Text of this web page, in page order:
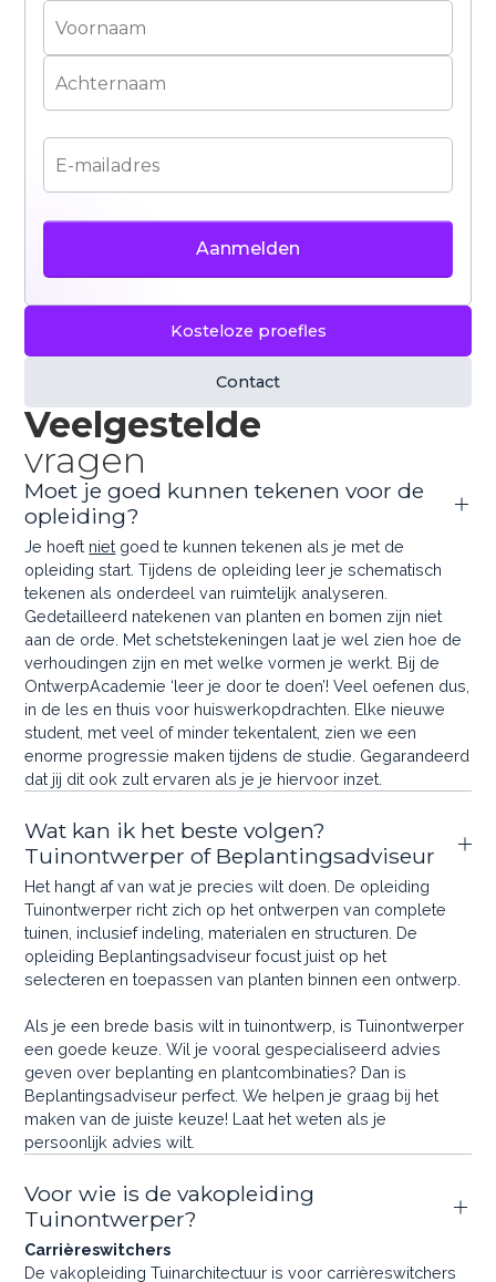
Kosteloze proefles
Contact
Veelgestelde
vragen
Moet je goed kunnen tekenen voor de
opleiding?
Je hoeft niet goed te kunnen tekenen als je met de
opleiding start. Tijdens de opleiding leer je schematisch
tekenen als onderdeel van ruimtelijk analyseren.
Gedetailleerd natekenen van planten en bomen zijn niet
aan de orde. Met schetstekeningen laat je wel zien hoe de
verhoudingen zijn en met welke vormen je werkt. Bij de
OntwerpAcademie ‘leer je door te doen’! Veel oefenen dus,
in de les en thuis voor huiswerkopdrachten. Elke nieuwe
student, met veel of minder tekentalent, zien we een
enorme progressie maken tijdens de studie. Gegarandeerd
dat jij dit ook zult ervaren als je je hiervoor inzet.
Wat kan ik het beste volgen?
Tuinontwerper of Beplantingsadviseur
Het hangt af van wat je precies wilt doen. De opleiding
Tuinontwerper richt zich op het ontwerpen van complete
tuinen, inclusief indeling, materialen en structuren. De
opleiding Beplantingsadviseur focust juist op het
selecteren en toepassen van planten binnen een ontwerp.
Als je een brede basis wilt in tuinontwerp, is Tuinontwerper
een goede keuze. Wil je vooral gespecialiseerd advies
geven over beplanting en plantcombinaties? Dan is
Beplantingsadviseur perfect. We helpen je graag bij het
maken van de juiste keuze! Laat het weten als je
persoonlijk advies wilt.
Voor wie is de vakopleiding
Tuinontwerper?
Carrièreswitchers
De vakopleiding Tuinarchitectuur is voor carrièreswitchers